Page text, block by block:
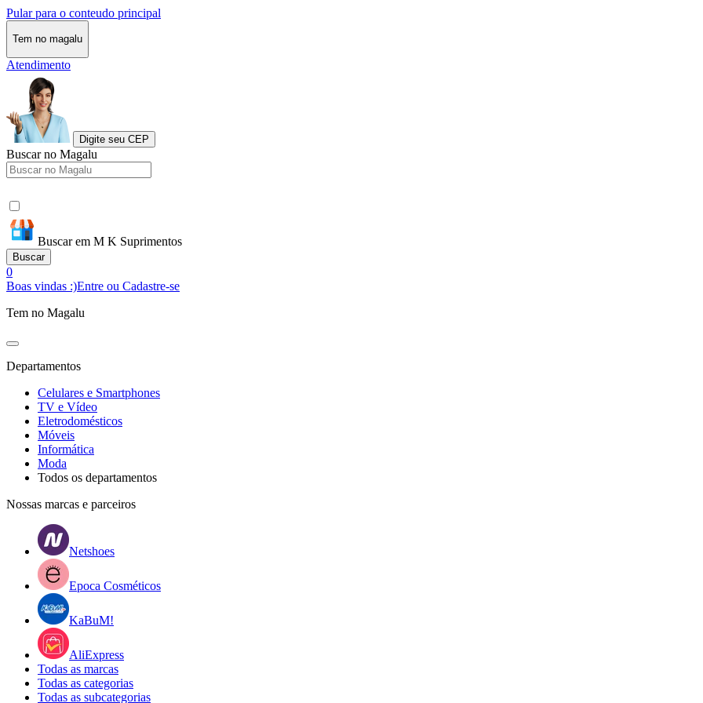
Pular para o conteudo principal
Tem no magalu
Atendimento
Digite seu CEP
Buscar no Magalu
Buscar em M K Suprimentos
Buscar
0
Boas vindas :)Entre ou Cadastre-se
Tem no Magalu
Departamentos
Celulares e Smartphones
TV e Vídeo
Eletrodomésticos
Móveis
Informática
Moda
Todos os departamentos
Nossas marcas e parceiros
Netshoes
Epoca Cosméticos
KaBuM!
AliExpress
Todas as marcas
Todas as categorias
Todas as subcategorias